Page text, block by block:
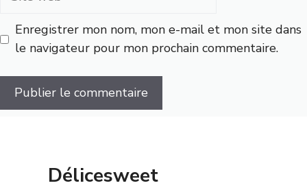
Enregistrer mon nom, mon e-mail et mon site dans
le navigateur pour mon prochain commentaire.
Délicesweet